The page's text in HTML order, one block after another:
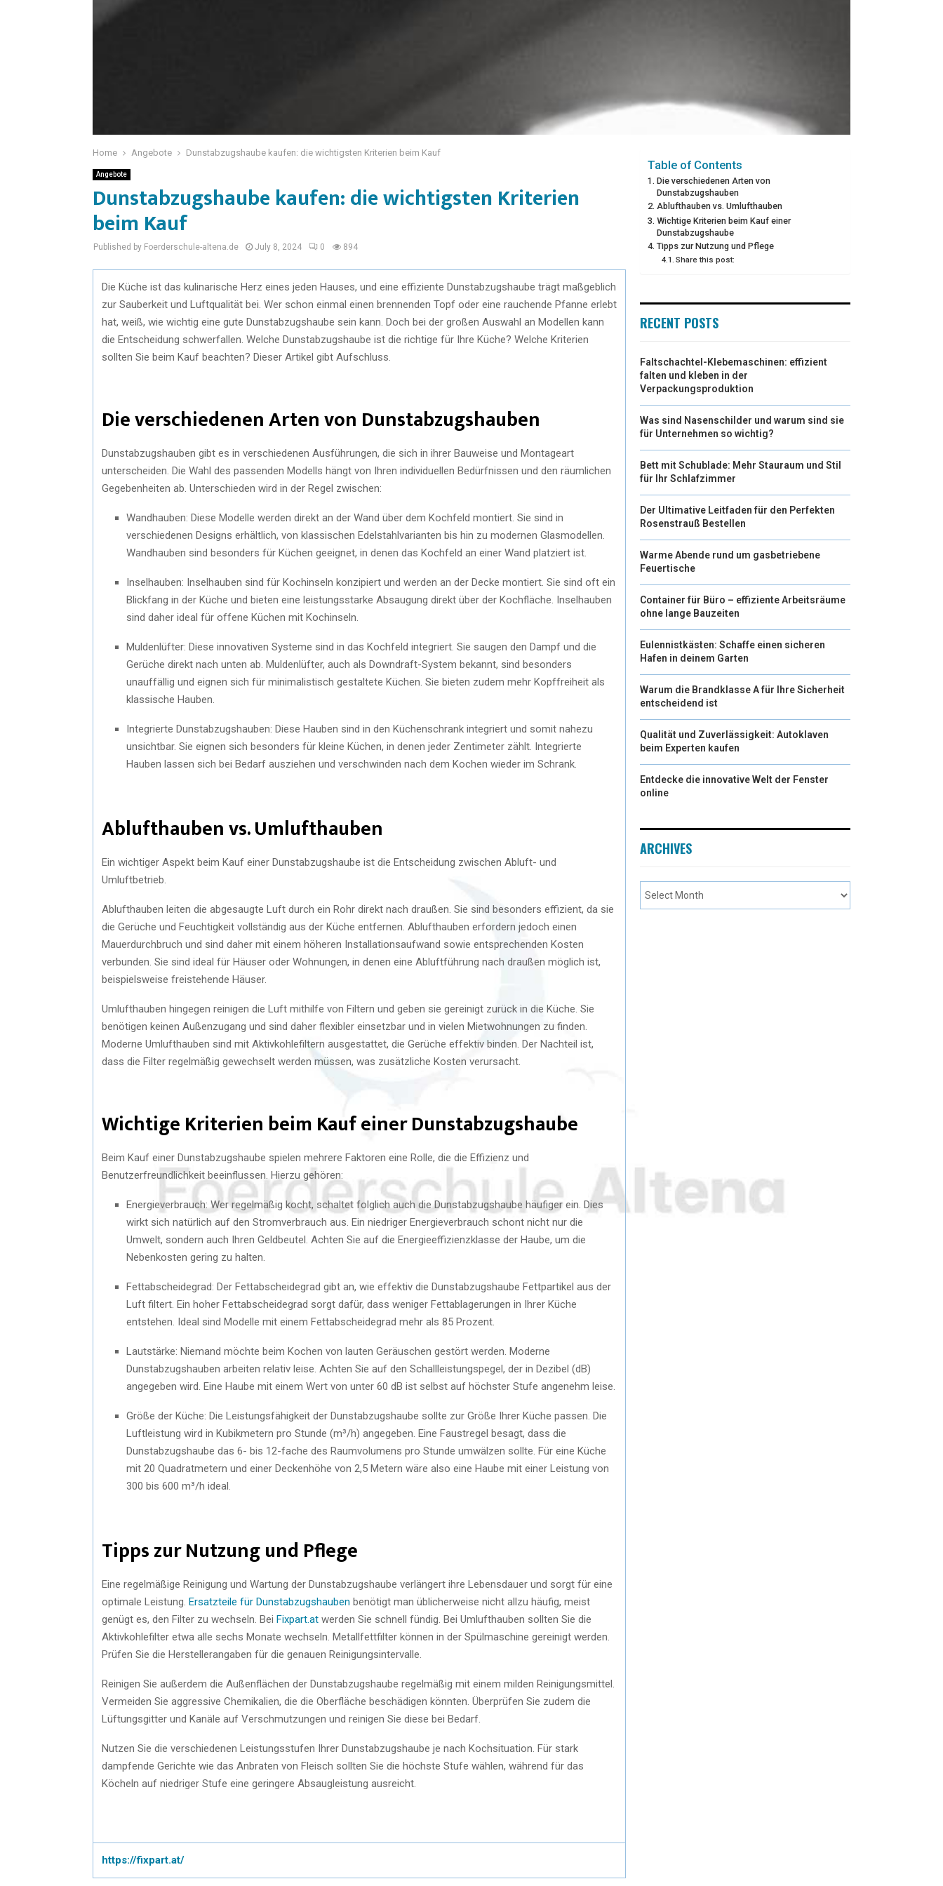
Home Angebote Dunstabzugshaube kaufen: die wichtigsten Kriterien beim Kauf
Angebote
Dunstabzugshaube kaufen: die wichtigsten Kriterien
beim Kauf
Published by Foerderschule-altena.de July 8, 2024 0 894
Die Küche ist das kulinarische Herz eines jeden Hauses, und eine effiziente Dunstabzugshaube trägt maßgeblich
zur Sauberkeit und Luftqualität bei. Wer schon einmal einen brennenden Topf oder eine rauchende Pfanne erlebt
hat, weiß, wie wichtig eine gute Dunstabzugshaube sein kann. Doch bei der großen Auswahl an Modellen kann
die Entscheidung schwerfallen. Welche Dunstabzugshaube ist die richtige für Ihre Küche? Welche Kriterien
sollten Sie beim Kauf beachten? Dieser Artikel gibt Aufschluss.
Die verschiedenen Arten von Dunstabzugshauben
Dunstabzugshauben gibt es in verschiedenen Ausführungen, die sich in ihrer Bauweise und Montageart
unterscheiden. Die Wahl des passenden Modells hängt von Ihren individuellen Bedürfnissen und den räumlichen
Gegebenheiten ab. Unterschieden wird in der Regel zwischen:
Wandhauben: Diese Modelle werden direkt an der Wand über dem Kochfeld montiert. Sie sind in
verschiedenen Designs erhältlich, von klassischen Edelstahlvarianten bis hin zu modernen Glasmodellen.
Wandhauben sind besonders für Küchen geeignet, in denen das Kochfeld an einer Wand platziert ist.
Inselhauben: Inselhauben sind für Kochinseln konzipiert und werden an der Decke montiert. Sie sind oft ein
Blickfang in der Küche und bieten eine leistungsstarke Absaugung direkt über der Kochfläche. Inselhauben
sind daher ideal für offene Küchen mit Kochinseln.
Muldenlüfter: Diese innovativen Systeme sind in das Kochfeld integriert. Sie saugen den Dampf und die
Gerüche direkt nach unten ab. Muldenlüfter, auch als Downdraft-System bekannt, sind besonders
unauffällig und eignen sich für minimalistisch gestaltete Küchen. Sie bieten zudem mehr Kopffreiheit als
klassische Hauben.
Integrierte Dunstabzugshauben: Diese Hauben sind in den Küchenschrank integriert und somit nahezu
unsichtbar. Sie eignen sich besonders für kleine Küchen, in denen jeder Zentimeter zählt. Integrierte
Hauben lassen sich bei Bedarf ausziehen und verschwinden nach dem Kochen wieder im Schrank.
Ablufthauben vs. Umlufthauben
Ein wichtiger Aspekt beim Kauf einer Dunstabzugshaube ist die Entscheidung zwischen Abluft- und
Umluftbetrieb.
Ablufthauben leiten die abgesaugte Luft durch ein Rohr direkt nach draußen. Sie sind besonders effizient, da sie
die Gerüche und Feuchtigkeit vollständig aus der Küche entfernen. Ablufthauben erfordern jedoch einen
Mauerdurchbruch und sind daher mit einem höheren Installationsaufwand sowie entsprechenden Kosten
verbunden. Sie sind ideal für Häuser oder Wohnungen, in denen eine Abluftführung nach draußen möglich ist,
beispielsweise freistehende Häuser.
Umlufthauben hingegen reinigen die Luft mithilfe von Filtern und geben sie gereinigt zurück in die Küche. Sie
benötigen keinen Außenzugang und sind daher flexibler einsetzbar und in vielen Mietwohnungen zu finden.
Moderne Umlufthauben sind mit Aktivkohlefiltern ausgestattet, die Gerüche effektiv binden. Der Nachteil ist,
dass die Filter regelmäßig gewechselt werden müssen, was zusätzliche Kosten verursacht.
Wichtige Kriterien beim Kauf einer Dunstabzugshaube
Beim Kauf einer Dunstabzugshaube spielen mehrere Faktoren eine Rolle, die die Effizienz und
Benutzerfreundlichkeit beeinflussen. Hierzu gehören:
Energieverbrauch: Wer regelmäßig kocht, schaltet folglich auch die Dunstabzugshaube häufiger ein. Dies
wirkt sich natürlich auf den Stromverbrauch aus. Ein niedriger Energieverbrauch schont nicht nur die
Umwelt, sondern auch Ihren Geldbeutel. Achten Sie auf die Energieeffizienzklasse der Haube, um die
Nebenkosten gering zu halten.
Fettabscheidegrad: Der Fettabscheidegrad gibt an, wie effektiv die Dunstabzugshaube Fettpartikel aus der
Luft filtert. Ein hoher Fettabscheidegrad sorgt dafür, dass weniger Fettablagerungen in Ihrer Küche
entstehen. Ideal sind Modelle mit einem Fettabscheidegrad mehr als 85 Prozent.
Lautstärke: Niemand möchte beim Kochen von lauten Geräuschen gestört werden. Moderne
Dunstabzugshauben arbeiten relativ leise. Achten Sie auf den Schallleistungspegel, der in Dezibel (dB)
angegeben wird. Eine Haube mit einem Wert von unter 60 dB ist selbst auf höchster Stufe angenehm leise.
Größe der Küche: Die Leistungsfähigkeit der Dunstabzugshaube sollte zur Größe Ihrer Küche passen. Die
Luftleistung wird in Kubikmetern pro Stunde (m³/h) angegeben. Eine Faustregel besagt, dass die
Dunstabzugshaube das 6- bis 12-fache des Raumvolumens pro Stunde umwälzen sollte. Für eine Küche
mit 20 Quadratmetern und einer Deckenhöhe von 2,5 Metern wäre also eine Haube mit einer Leistung von
300 bis 600 m³/h ideal.
Tipps zur Nutzung und Pflege
Eine regelmäßige Reinigung und Wartung der Dunstabzugshaube verlängert ihre Lebensdauer und sorgt für eine
optimale Leistung. Ersatzteile für Dunstabzugshauben benötigt man üblicherweise nicht allzu häufig, meist
genügt es, den Filter zu wechseln. Bei Fixpart.at werden Sie schnell fündig. Bei Umlufthauben sollten Sie die
Aktivkohlefilter etwa alle sechs Monate wechseln. Metallfettfilter können in der Spülmaschine gereinigt werden.
Prüfen Sie die Herstellerangaben für die genauen Reinigungsintervalle.
Reinigen Sie außerdem die Außenflächen der Dunstabzugshaube regelmäßig mit einem milden Reinigungsmittel.
Vermeiden Sie aggressive Chemikalien, die die Oberfläche beschädigen könnten. Überprüfen Sie zudem die
Lüftungsgitter und Kanäle auf Verschmutzungen und reinigen Sie diese bei Bedarf.
Nutzen Sie die verschiedenen Leistungsstufen Ihrer Dunstabzugshaube je nach Kochsituation. Für stark
dampfende Gerichte wie das Anbraten von Fleisch sollten Sie die höchste Stufe wählen, während für das
Köcheln auf niedriger Stufe eine geringere Absaugleistung ausreicht.
https://fixpart.at/
Table of Contents
Die verschiedenen Arten von
Dunstabzugshauben
Ablufthauben vs. Umlufthauben
Wichtige Kriterien beim Kauf einer
Dunstabzugshaube
Tipps zur Nutzung und Pflege
Share this post:
RECENT POSTS
Faltschachtel-Klebemaschinen: effizient
falten und kleben in der
Verpackungsproduktion
Was sind Nasenschilder und warum sind sie
für Unternehmen so wichtig?
Bett mit Schublade: Mehr Stauraum und Stil
für Ihr Schlafzimmer
Der Ultimative Leitfaden für den Perfekten
Rosenstrauß Bestellen
Warme Abende rund um gasbetriebene
Feuertische
Container für Büro – effiziente Arbeitsräume
ohne lange Bauzeiten
Eulennistkästen: Schaffe einen sicheren
Hafen in deinem Garten
Warum die Brandklasse A für Ihre Sicherheit
entscheidend ist
Qualität und Zuverlässigkeit: Autoklaven
beim Experten kaufen
Entdecke die innovative Welt der Fenster
online
ARCHIVES